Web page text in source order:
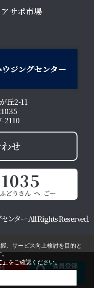
サポ市場
丘2-11
2110
せ
ンター All Rights Reserved.
、サービス向上検討を目的と
。
をご確認ください。